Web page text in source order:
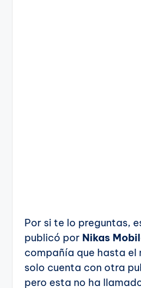
Por si te lo preguntas,
publicó por Nikas
compañía que hasta el
solo cuenta con otra
pero esta no ha